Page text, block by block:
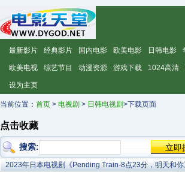
最新影片 经典影片 国内电影 欧美电影 日韩电影
欧美电视 综艺节目 动漫资源 游戏下载 1024高清
设为主页
当前位置： 首页 > 电视剧 > 日韩电视剧>下载页面
点击收藏
搜索:
2023年日本电视剧《Pending Train-8点23分，明天和